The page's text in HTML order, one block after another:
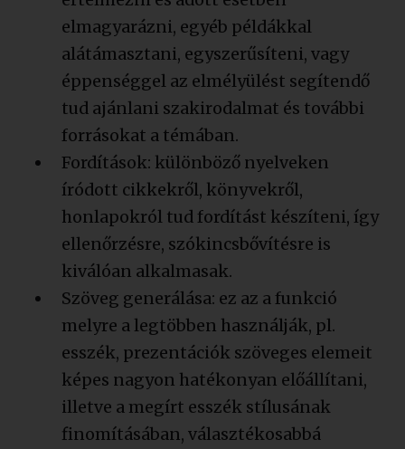
elmagyarázni, egyéb példákkal
alátámasztani, egyszerűsíteni, vagy
éppenséggel az elmélyülést segítendő
tud ajánlani szakirodalmat és további
forrásokat a témában.
Fordítások: különböző nyelveken
íródott cikkekről, könyvekről,
honlapokról tud fordítást készíteni, így
ellenőrzésre, szókincsbővítésre is
kiválóan alkalmasak.
Szöveg generálása: ez az a funkció
melyre a legtöbben használják, pl.
esszék, prezentációk szöveges elemeit
képes nagyon hatékonyan előállítani,
illetve a megírt esszék stílusának
finomításában, választékosabbá